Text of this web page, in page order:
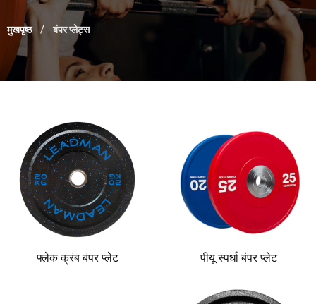
मुखपृष्ठ बंपर प्लेट्स
फ्लेक क्रंब बंपर प्लेट पीयू स्पर्धा बंपर प्लेट